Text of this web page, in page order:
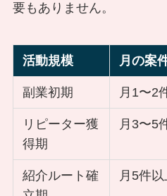
要もありません。
活動規模 月の案
副業初期 月1〜2
リピーター獲
得期
月3〜5
紹介ルート確
月5件以